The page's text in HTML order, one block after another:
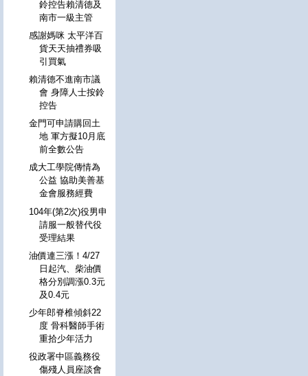
鈴控告賴清德及
南市一級主管
感謝媽咪 太平洋百
貨天天抽禮券吸
引買氣
賴清德不進南市議
會 身障人士按鈴
控告
金門可申請購回土
地 軍方擬10月底
前全數公告
成大工學院傳情為
公益 協助美善基
金會服務經費
104年(第2次)役男申
請服一般替代役
受理結果
油價連三漲！4/27
日起汽、柴油價
格分別調漲0.3元
及0.4元
少年郎脊椎傾斜22
度 骨科醫師手術
重拾少年活力
役政署中區義務役
傷殘人員座談會